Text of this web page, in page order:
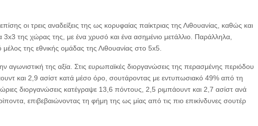
οι τρεις αναδείξεις της ως κορυφαίας παίκτριας της Λιθουανίας, καθώς και
3x3 της χώρας της, με ένα χρυσό και ένα ασημένιο μετάλλιο. Παράλληλα,
μέλος της εθνικής ομάδας της Λιθουανίας στο 5x5.
αγωνιστική της αξία. Στις ευρωπαϊκές διοργανώσεις της περασμένης περιόδου
και 2,9 ασίστ κατά μέσο όρο, σουτάροντας με εντυπωσιακό 49% από τη
διοργανώσεις κατέγραψε 13,6 πόντους, 2,5 ριμπάουντ και 2,7 ασίστ ανά
επιβεβαιώνοντας τη φήμη της ως μίας από τις πιο επικίνδυνες σουτέρ